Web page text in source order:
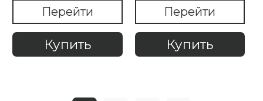
Перейти
Купить
Перейти
Купить